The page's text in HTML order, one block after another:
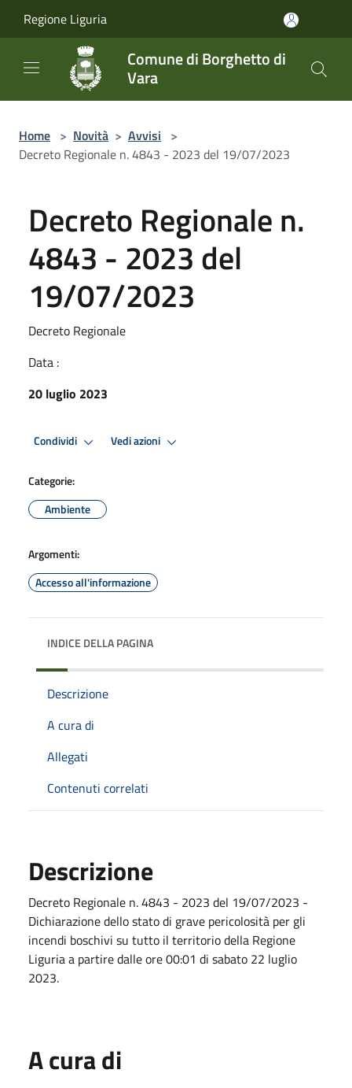
Regione Liguria
Comune di Borghetto di
Vara
Home > Novità > Avvisi >
Decreto Regionale n. 4843 - 2023 del 19/07/2023
Decreto Regionale n.
4843 - 2023 del
19/07/2023
Decreto Regionale
Data :
20 luglio 2023
Condividi Vedi azioni
Categorie:
Ambiente
Argomenti:
Accesso all'informazione
INDICE DELLA PAGINA
Descrizione
A cura di
Allegati
Contenuti correlati
Descrizione
Decreto Regionale n. 4843 - 2023 del 19/07/2023 -
Dichiarazione dello stato di grave pericolosità per gli
incendi boschivi su tutto il territorio della Regione
Liguria a partire dalle ore 00:01 di sabato 22 luglio
2023.
A cura di